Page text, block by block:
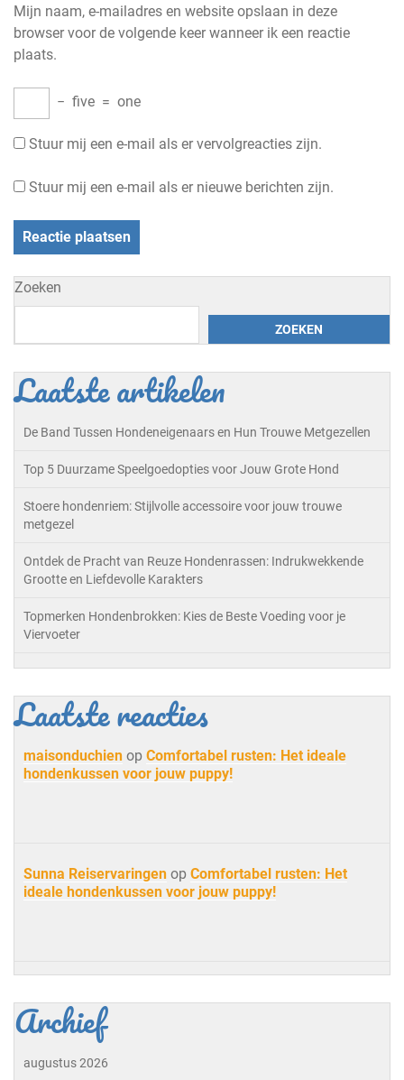
Mijn naam, e-mailadres en website opslaan in deze
browser voor de volgende keer wanneer ik een reactie
plaats.
− five = one
Stuur mij een e-mail als er vervolgreacties zijn.
Stuur mij een e-mail als er nieuwe berichten zijn.
Zoeken
ZOEKEN
Laatste artikelen
De Band Tussen Hondeneigenaars en Hun Trouwe Metgezellen
Top 5 Duurzame Speelgoedopties voor Jouw Grote Hond
Stoere hondenriem: Stijlvolle accessoire voor jouw trouwe
metgezel
Ontdek de Pracht van Reuze Hondenrassen: Indrukwekkende
Grootte en Liefdevolle Karakters
Topmerken Hondenbrokken: Kies de Beste Voeding voor je
Viervoeter
Laatste reacties
maisonduchien op Comfortabel rusten: Het ideale
hondenkussen voor jouw puppy!
Sunna Reiservaringen op Comfortabel rusten: Het
ideale hondenkussen voor jouw puppy!
Archief
augustus 2026